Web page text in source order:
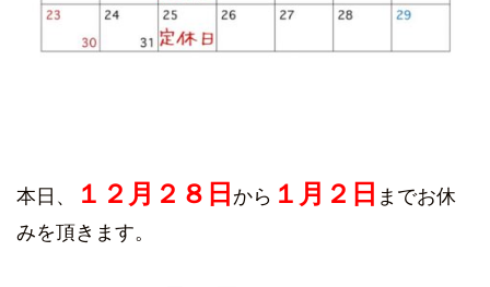
本日、 １２月２８日 から １月２日 までお休
みを頂きます。